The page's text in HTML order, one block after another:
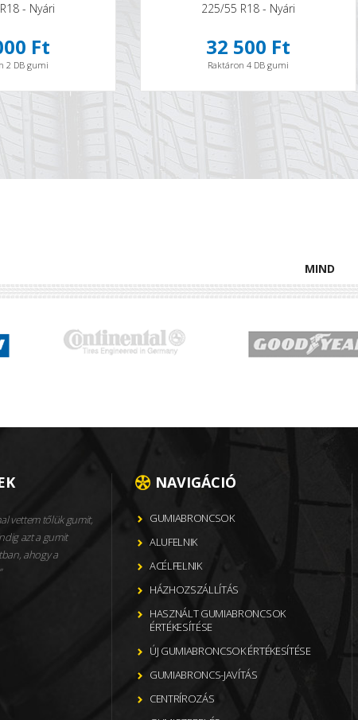
- Nyári
Ft
2 DB gumi
225/55 R18 - Nyári
32 500 Ft
Raktáron 4 DB gumi
MIND
vettem tőlük gumit,
azt a gumit
ahogy a
NAVIGÁCIÓ
GUMIABRONCSOK
ALUFELNIK
ACÉLFELNIK
HÁZHOZSZÁLLÍTÁS
HASZNÁLT GUMIABRONCSOK
ÉRTÉKESÍTÉSE
ÚJ GUMIABRONCSOK ÉRTÉKESÍTÉSE
GUMIABRONCS-JAVÍTÁS
CENTRÍROZÁS